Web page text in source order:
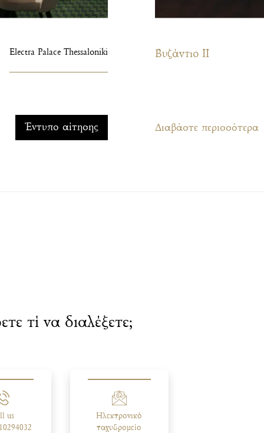
Electra Palace Thessaloniki
Έντυπο αίτησης
Βυζάντιο II
Διαβάστε περισσότερα
τί να διαλέξετε;
us
Ηλεκτρονικό
ταχυδρομείο